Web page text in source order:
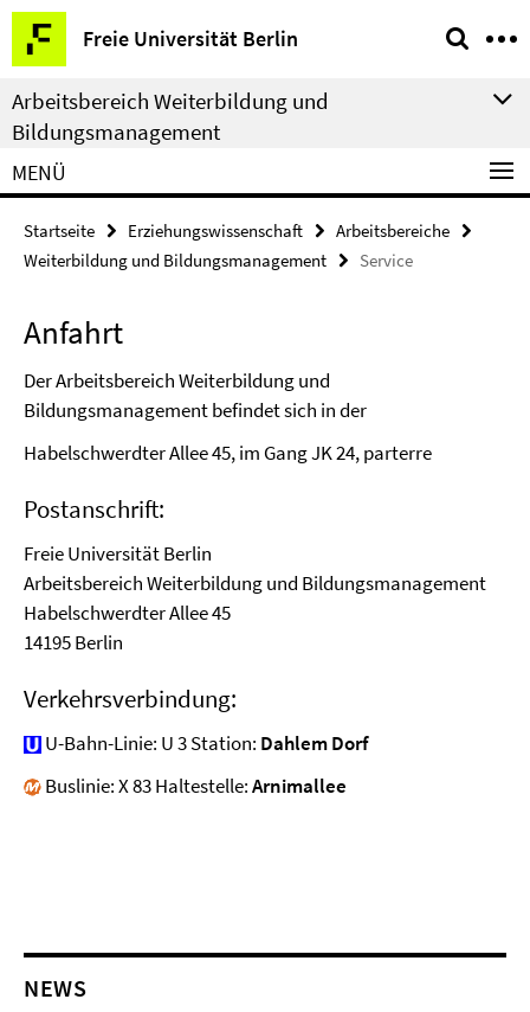
Springe
direkt
zu
Inhalt
Freie Universität Berlin
Service-
Navigation
Arbeitsbereich Weiterbildung und
Bildungsmanagement
MENÜ
Startseite Erziehungswissenschaft
Arbeitsbereiche
Weiterbildung und Bildungsmanagement
Service
Anfahrt
Der Arbeitsbereich Weiterbildung und
Bildungsmanagement befindet sich in der
Habelschwerdter Allee 45, im Gang JK 24, parterre
Postanschrift:
Freie Universität Berlin
Arbeitsbereich Weiterbildung und Bildungsmanagement
Habelschwerdter Allee 45
14195 Berlin
Verkehrsverbindung:
U-Bahn-Linie: U 3 Station: Dahlem Dorf
Buslinie: X 83 Haltestelle:Arnimallee
NEWS